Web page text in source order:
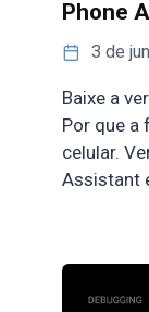
Phone
3 de
Baixe a
Por que a
celular.
Assistant